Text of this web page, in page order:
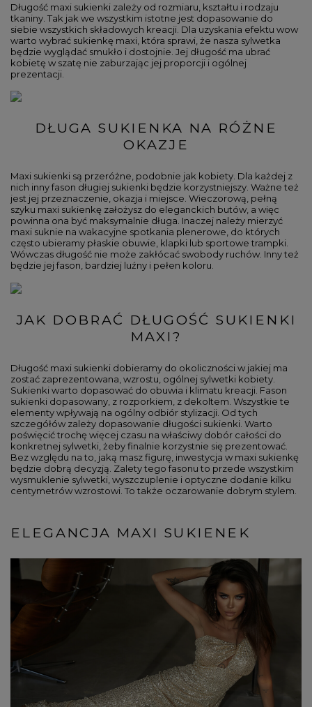
Długość maxi sukienki zależy od rozmiaru, kształtu i rodzaju
tkaniny. Tak jak we wszystkim istotne jest dopasowanie do
siebie wszystkich składowych kreacji. Dla uzyskania efektu wow
warto wybrać sukienkę maxi, która sprawi, że nasza sylwetka
będzie wyglądać smukło i dostojnie. Jej długość ma ubrać
kobietę w szatę nie zaburzając jej proporcji i ogólnej
prezentacji.
DŁUGA SUKIENKA NA RÓŻNE
OKAZJE
Maxi sukienki są przeróżne, podobnie jak kobiety. Dla każdej z
nich inny fason długiej sukienki będzie korzystniejszy. Ważne też
jest jej przeznaczenie, okazja i miejsce. Wieczorową, pełną
szyku maxi sukienkę założysz do eleganckich butów, a więc
powinna ona być maksymalnie długa. Inaczej należy mierzyć
maxi suknie na wakacyjne spotkania plenerowe, do których
często ubieramy płaskie obuwie, klapki lub sportowe trampki.
Wówczas długość nie może zakłócać swobody ruchów. Inny też
będzie jej fason, bardziej luźny i pełen koloru.
JAK DOBRAĆ DŁUGOŚĆ SUKIENKI
MAXI?
Długość maxi sukienki dobieramy do okoliczności w jakiej ma
zostać zaprezentowana, wzrostu, ogólnej sylwetki kobiety.
Sukienki warto dopasować do obuwia i klimatu kreacji. Fason
sukienki dopasowany, z rozporkiem, z dekoltem. Wszystkie te
elementy wpływają na ogólny odbiór stylizacji. Od tych
szczegółów zależy dopasowanie długości sukienki. Warto
poświęcić trochę więcej czasu na właściwy dobór całości do
konkretnej sylwetki, żeby finalnie korzystnie się prezentować.
Bez względu na to, jaką masz figurę, inwestycja w maxi sukienkę
będzie dobrą decyzją. Zalety tego fasonu to przede wszystkim
wysmuklenie sylwetki, wyszczuplenie i optyczne dodanie kilku
centymetrów wzrostowi. To także oczarowanie dobrym stylem.
ELEGANCJA MAXI SUKIENEK